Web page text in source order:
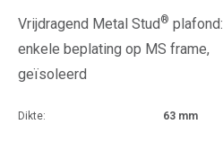
Vrijdragend Metal Stud ® plafond:
enkele beplating op MS frame,
geïsoleerd
Dikte: 63 mm